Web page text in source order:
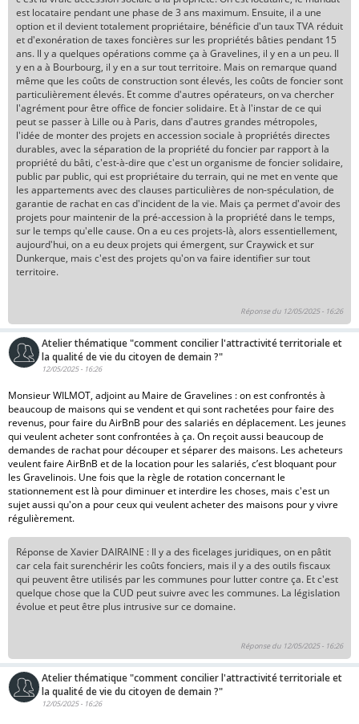
est locataire pendant une phase de 3 ans maximum. Ensuite, il a une
option et il devient totalement propriétaire, bénéficie d'un taux TVA réduit
et d'exonération de taxes foncières sur les propriétés bâties pendant 15
ans. Il y a quelques opérations comme ça à Gravelines, il y en a un peu. Il
y en a à Bourbourg, il y en a sur tout territoire. Mais on remarque quand
même que les coûts de construction sont élevés, les coûts de foncier sont
particulièrement élevés. Et comme d'autres opérateurs, on va chercher
l'agrément pour être office de foncier solidaire. Et à l'instar de ce qui
peut se passer à Lille ou à Paris, dans d'autres grandes métropoles,
l'idée de monter des projets en accession sociale à propriétés directes
durables, avec la séparation de la propriété du foncier par rapport à la
propriété du bâti, c'est-à-dire que c'est un organisme de foncier solidaire,
public par public, qui est propriétaire du terrain, qui ne met en vente que
les appartements avec des clauses particulières de non-spéculation, de
garantie de rachat en cas d'incident de la vie. Mais ça permet d'avoir des
projets pour maintenir de la pré-accession à la propriété dans le temps,
sur le temps qu'elle cause. On a eu ces projets-là, alors essentiellement,
aujourd'hui, on a eu deux projets qui émergent, sur Craywick et sur
Dunkerque, mais c'est des projets qu'on va faire identifier sur tout
territoire.
Réponse du 12/05/2025 - 16:26
Atelier thématique "comment concilier l'attractivité territoriale et
la qualité de vie du citoyen de demain ?"
12/05/2025 - 16:26
Monsieur WILMOT, adjoint au Maire de Gravelines : on est confrontés à
beaucoup de maisons qui se vendent et qui sont rachetées pour faire des
revenus, pour faire du AirBnB pour des salariés en déplacement. Les jeunes
qui veulent acheter sont confrontées à ça. On reçoit aussi beaucoup de
demandes de rachat pour découper et séparer des maisons. Les acheteurs
veulent faire AirBnB et de la location pour les salariés, c’est bloquant pour
les Gravelinois. Une fois que la règle de rotation concernant le
stationnement est là pour diminuer et interdire les choses, mais c'est un
sujet aussi qu'on a pour ceux qui veulent acheter des maisons pour y vivre
régulièrement.
Réponse de Xavier DAIRAINE : Il y a des ficelages juridiques, on en pâtit
car cela fait surenchérir les coûts fonciers, mais il y a des outils fiscaux
qui peuvent être utilisés par les communes pour lutter contre ça. Et c'est
quelque chose que la CUD peut suivre avec les communes. La législation
évolue et peut être plus intrusive sur ce domaine.
Réponse du 12/05/2025 - 16:26
Atelier thématique "comment concilier l'attractivité territoriale et
la qualité de vie du citoyen de demain ?"
12/05/2025 - 16:26